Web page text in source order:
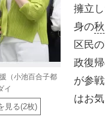
（小池百合子都
イ
見る(2枚)
擁立
身の
区民
政復
が参
はお